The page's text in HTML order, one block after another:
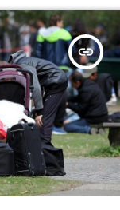
insert_link